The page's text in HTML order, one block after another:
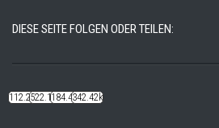
DIESE SEITE FOLGEN ODER TEILEN:
112.22k522.14k184.48k342.42k